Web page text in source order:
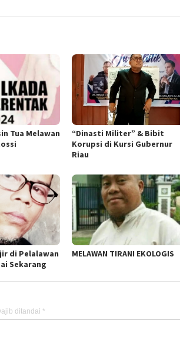
Tua Melawan
“Dinasti Militer” & Bibit
Korupsi di Kursi Gubernur
Riau
di Pelalawan
Sekarang
MELAWAN TIRANI EKOLOGIS
ditandai *